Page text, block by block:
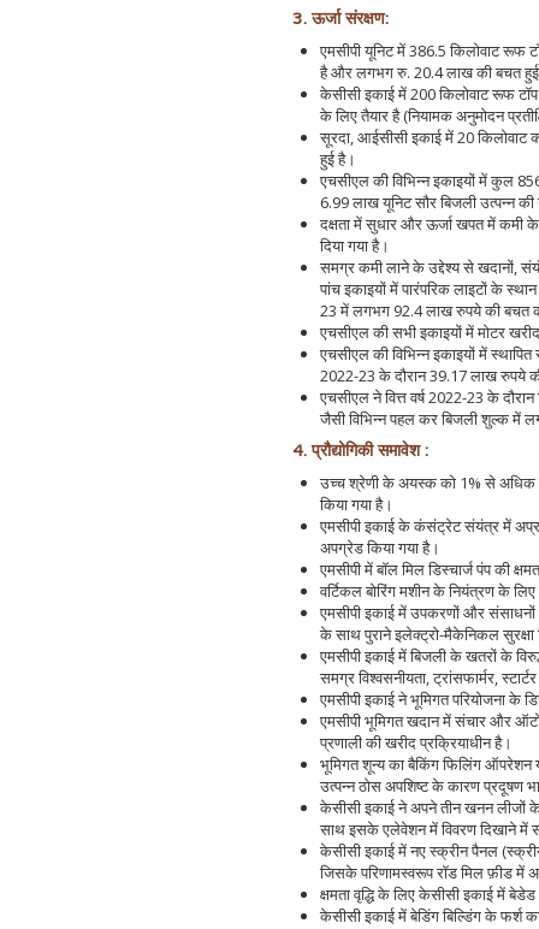
3. ऊर्जा संरक्षण:
एमसीपी यूनिट में 386.5 किलोवाट रूफ
है और लगभग रु. 20.4 लाख की बचत
केसीसी इकाई में 200 किलोवाट रूफ
के लिए तैयार है (नियामक अनुमोदन
सूरदा, आईसीसी इकाई में 20 किलोवाट
हुई है।
एचसीएल की विभिन्न इकाइयों में कुल
6.99 लाख यूनिट सौर बिजली उत्पन्न
दक्षता में सुधार और ऊर्जा खपत में कमी
दिया गया है।
समग्र कमी लाने के उद्देश्‍य से खदानों,
पांच इकाइयों में पारंपरिक लाइटों के
23 में लगभग 92.4 लाख रुपये की बचत
एचसीएल की सभी इकाइयों में मोटर
एचसीएल की विभिन्न इकाइयों में
2022-23 के दौरान 39.17 लाख रुपये
एचसीएल ने वित्त वर्ष 2022-23 के
जैसी विभिन्न पहल कर बिजली शुल्क में
4. प्रौद्योगिकी समावेश :
उच्च श्रेणी के अयस्क को 1% से अधिक
किया गया है।
एमसीपी इकाई के कंसंट्रेट संयंत्र में
अपग्रेड किया गया है।
एमसीपी में बॉल मिल डिस्चार्ज पंप की
वर्टिकल बोरिंग मशीन के नियंत्रण के
एमसीपी इकाई में उपकरणों और संसाधनों
के साथ पुराने इलेक्ट्रो-मैकेनिकल सुरक्षा
एमसीपी इकाई में बिजली के खतरों के
समग्र विश्वसनीयता, ट्रांसफार्मर,
एमसीपी इकाई ने भूमिगत परियोजना
एमसीपी भूमिगत खदान में संचार और
प्रणाली की खरीद प्रक्रियाधीन है।
भूमिगत शून्य का बैकिंग फिलिंग ऑपरेशन
उत्पन्न ठोस अपशिष्ट के कारण प्रदूषण
केसीसी इकाई ने अपने तीन खनन लीजों के
साथ इसके एलेवेशन में विवरण दिखाने में
केसीसी इकाई में नए स्क्रीन पैनल
जिसके परिणामस्वरूप रॉड मिल फ़ीड में
क्षमता वृद्धि के लिए केसीसी इकाई में
केसीसी इकाई में बेडिंग बिल्डिंग के फर्श